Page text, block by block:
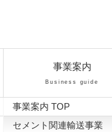
事業案内
Business guide
事業案内 TOP
セメント関連輸送事業